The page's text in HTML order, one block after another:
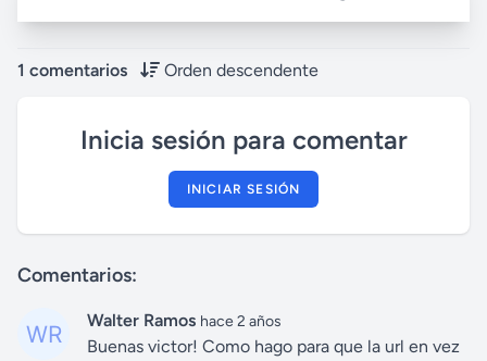
1 comentarios Orden descendente
Inicia sesión para comentar
INICIAR SESIÓN
Comentarios:
Walter Ramos hace 2 años
Buenas victor! Como hago para que la url en vez